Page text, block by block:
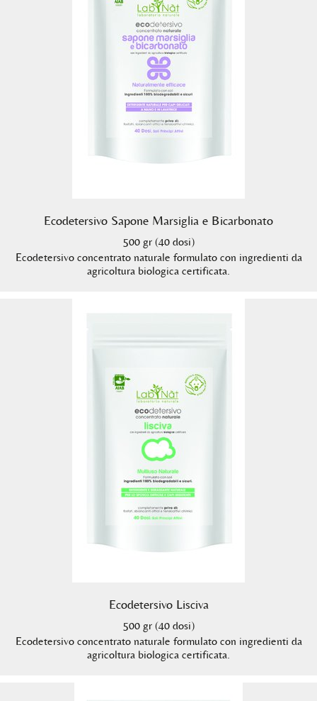
Ecodetersivo Sapone Marsiglia e Bicarbonato
500 gr (40 dosi)
Ecodetersivo concentrato naturale formulato con ingredienti da
agricoltura biologica certificata.
Ecodetersivo Lisciva
500 gr (40 dosi)
Ecodetersivo concentrato naturale formulato con ingredienti da
agricoltura biologica certificata.